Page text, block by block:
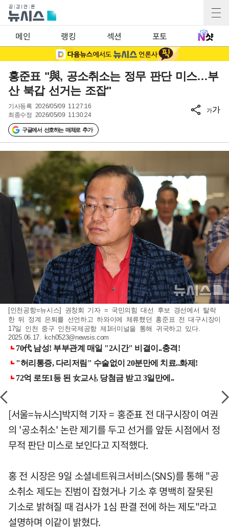
메인 랭킹 섹션 포토
홍준표 "與, 공소취소는 정무 판단 미스…부
산 북갑 선거는 조잡"
기사등록 2026/05/09 11:27:16
최종수정 2026/05/09 11:30:24
구글에서 선호하는 매체로 추가
가가
[인천공항=뉴시스] 권창회 기자 = 국민의힘 대선 후보 경선에서 탈락
한 뒤 정계 은퇴를 선언하고 하와이에 체류했던 홍준표 전 대구시장이
17일 인천 중구 인천국제공항 제1터미널을 통해 귀국하고 있다.
2025.06.17. kch0523@newsis.com
[서울=뉴시스]박지혁 기자 = 홍준표 전 대구시장이 여권
의 '공소취소' 논란 제기를 두고 선거를 앞둔 시점에서 정
무적 판단 미스로 보인다고 지적했다.
홍 전 시장은 9일 소셜네트워크서비스(SNS)를 통해 "공
소취소 제도는 진범이 잡혔거나 기소 후 명백히 잘못된
기소로 밝혀질 때 검사가 1심 판결 전에 하는 제도"라고
설명하며 이같이 밝혔다.